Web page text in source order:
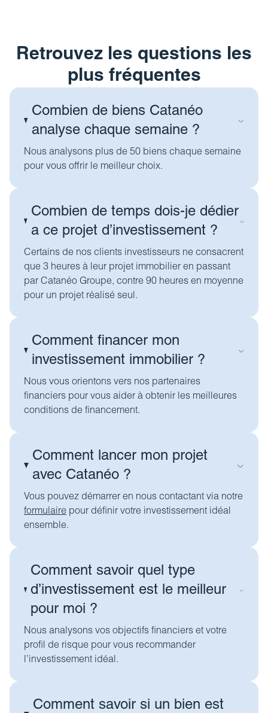
Retrouvez les questions les
plus fréquentes
Combien de biens Catanéo
analyse chaque semaine ?
Nous analysons plus de 50 biens chaque semaine
pour vous offrir le meilleur choix.
Combien de temps dois-je dédier
a ce projet d’investissement ?
Certains de nos clients investisseurs ne consacrent
que 3 heures à leur projet immobilier en passant
par Catanéo Groupe, contre 90 heures en moyenne
pour un projet réalisé seul.
Comment financer mon
investissement immobilier ?
Nous vous orientons vers nos partenaires
financiers pour vous aider à obtenir les meilleures
conditions de financement.
Comment lancer mon projet
avec Catanéo ?
Vous pouvez démarrer en nous contactant via notre
formulaire pour définir votre investissement idéal
ensemble.
Comment savoir quel type
d’investissement est le meilleur
pour moi ?
Nous analysons vos objectifs financiers et votre
profil de risque pour vous recommander
l’investissement idéal.
Comment savoir si un bien est